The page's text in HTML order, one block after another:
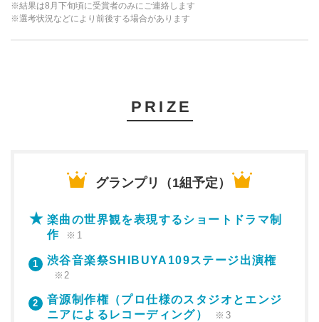
※結果は8月下旬頃に受賞者のみにご連絡します
※選考状況などにより前後する場合があります
PRIZE
グランプリ（1組予定）
楽曲の世界観を表現するショートドラマ制
作
※1
1 渋谷音楽祭SHIBUYA109ステージ出演権
※2
2
音源制作権（プロ仕様のスタジオとエンジ
ニアによるレコーディング）
※3